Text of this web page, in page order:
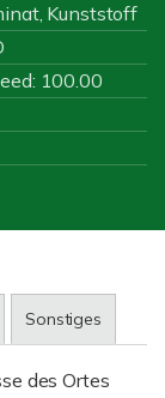
Kunststoff
100.00
Sonstiges
des Ortes